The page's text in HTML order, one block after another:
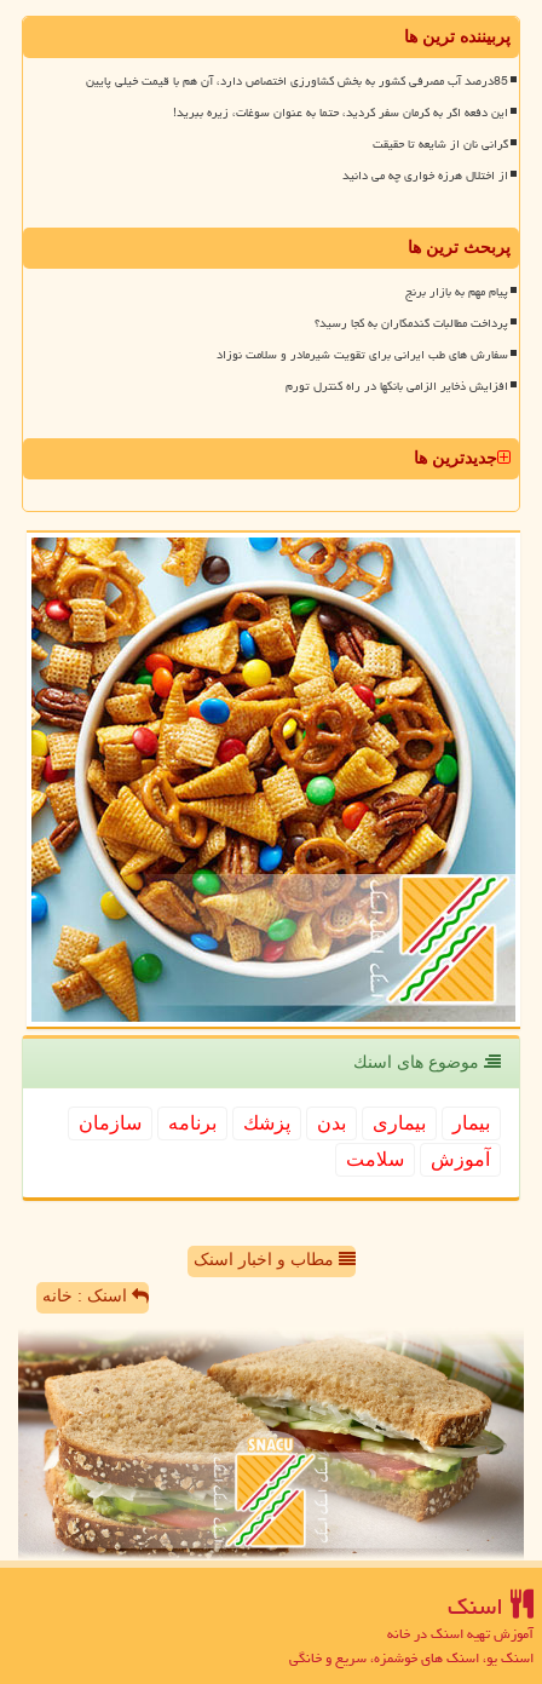
پربیننده ترین ها
85درصد آب مصرفی کشور به بخش کشاورزی اختصاص دارد، آن هم با قیمت خیلی پایین
این دفعه اگر به کرمان سفر کردید، حتما به عنوان سوغات، زیره ببرید!
گرانی نان از شایعه تا حقیقت
از اختلال هرزه خواری چه می دانید
پربحث ترین ها
پیام مهم به بازار برنج
پرداخت مطالبات گندمکاران به کجا رسید؟
سفارش های طب ایرانی برای تقویت شیرمادر و سلامت نوزاد
افزایش ذخایر الزامی بانکها در راه کنترل تورم
جدیدترین ها
موضوع های اسنك
بیمار بیماری بدن پزشك برنامه
سازمان
آموزش
سلامت
مطاب و اخبار اسنک
اسنک : خانه
اسنك
آموزش تهیه اسنک در خانه
اسنک یو، اسنک های خوشمزه، سریع و خانگی